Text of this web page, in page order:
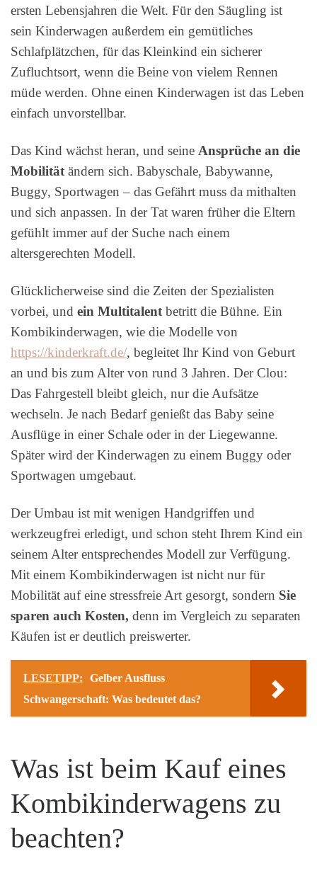
ersten Lebensjahren die Welt. Für den Säugling ist
sein Kinderwagen außerdem ein gemütliches
Schlafplätzchen, für das Kleinkind ein sicherer
Zufluchtsort, wenn die Beine von vielem Rennen
müde werden. Ohne einen Kinderwagen ist das Leben
einfach unvorstellbar.
Das Kind wächst heran, und seine Ansprüche an die
Mobilität ändern sich. Babyschale, Babywanne,
Buggy, Sportwagen – das Gefährt muss da mithalten
und sich anpassen. In der Tat waren früher die Eltern
gefühlt immer auf der Suche nach einem
altersgerechten Modell.
Glücklicherweise sind die Zeiten der Spezialisten
vorbei, und ein Multitalent betritt die Bühne. Ein
Kombikinderwagen, wie die Modelle von
https://kinderkraft.de/, begleitet Ihr Kind von Geburt
an und bis zum Alter von rund 3 Jahren. Der Clou:
Das Fahrgestell bleibt gleich, nur die Aufsätze
wechseln. Je nach Bedarf genießt das Baby seine
Ausflüge in einer Schale oder in der Liegewanne.
Später wird der Kinderwagen zu einem Buggy oder
Sportwagen umgebaut.
Der Umbau ist mit wenigen Handgriffen und
werkzeugfrei erledigt, und schon steht Ihrem Kind ein
seinem Alter entsprechendes Modell zur Verfügung.
Mit einem Kombikinderwagen ist nicht nur für
Mobilität auf eine stressfreie Art gesorgt, sondern Sie
sparen auch Kosten, denn im Vergleich zu separaten
Käufen ist er deutlich preiswerter.
LESETIPP:
Gelber Ausfluss
Schwangerschaft: Was bedeutet das?
Was ist beim Kauf eines
Kombikinderwagens zu
beachten?